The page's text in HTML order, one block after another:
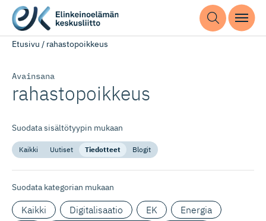
Etusivu / rahastopoikkeus
Avainsana
rahastopoikkeus
Suodata sisältötyypin mukaan
Kaikki Uutiset Tiedotteet Blogit
Suodata kategorian mukaan
Kaikki Digitalisaatio EK
Energia